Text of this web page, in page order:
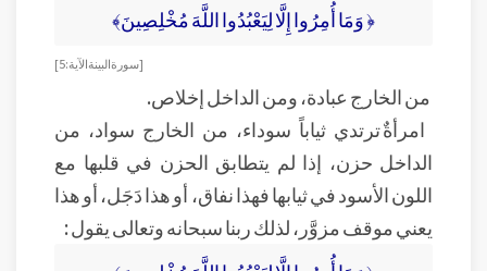
﴿ وَمَا أُمِرُوا إِلَّا لِيَعْبُدُوا اللَّهَ مُخْلِصِينَ﴾
[سورة البينة الآية: 5]
من الخارج عبادة، ومن الداخل إخلاص.
امرأةٌ ترتدي ثياباً سوداء، من الخارج سواد، من
الداخل حزن، إذا لم يتطابق الحزن في قلبها مع
اللون الأسود في ثيابها فهذا نفاق، أو هذا دَجَل، أو هذا
يعني موقف مزوَّر، لذلك ربنا سبحانه وتعالى يقول :